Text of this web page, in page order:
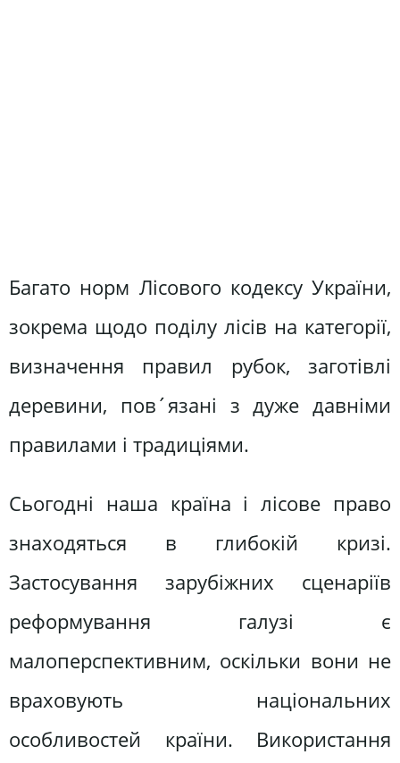
Багато норм Лісового кодексу України,
зокрема щодо поділу лісів на категорії,
визначення правил рубок, заготівлі
деревини, пов´язані з дуже давніми
правилами і традиціями.
Сьогодні наша країна і лісове право
знаходяться в глибокій кризі.
Застосування зарубіжних сценаріїв
реформування галузі є
малоперспективним, оскільки вони не
враховують національних
особливостей країни. Використання